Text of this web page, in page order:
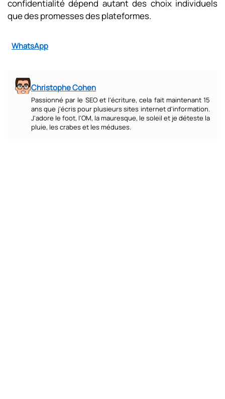
confidentialité dépend autant des choix individuels
que des promesses des plateformes.
WhatsApp
Christophe Cohen
Passionné par le SEO et l'écriture, cela fait maintenant 15
ans que j'écris pour plusieurs sites internet d'information.
J'adore le foot, l'OM, la mauresque, le soleil et je déteste la
pluie, les crabes et les méduses.